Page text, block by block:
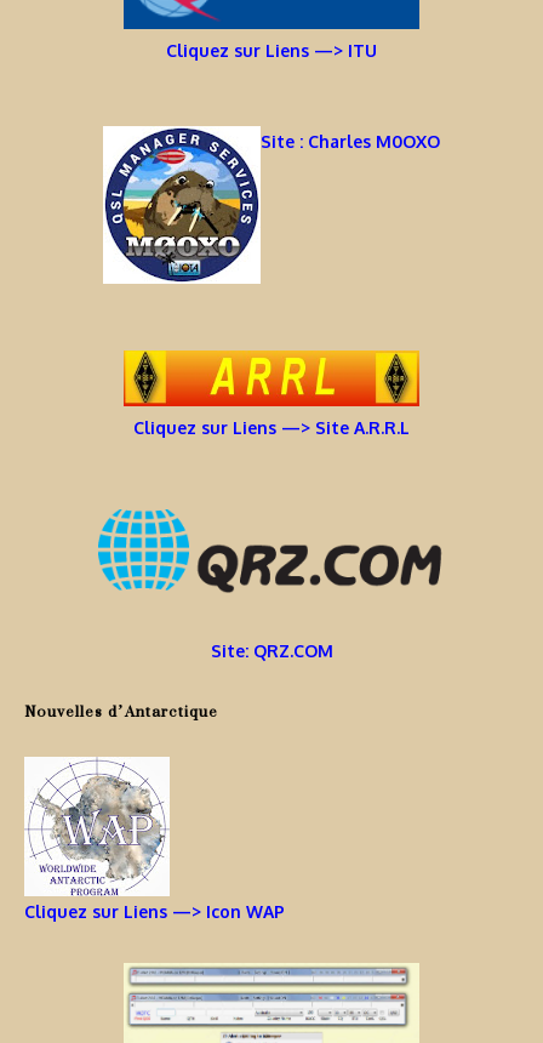
Cliquez sur Liens —> ITU
Site : Charles M0OXO
Cliquez sur Liens —> Site A.R.R.L
Site: QRZ.COM
Nouvelles d’Antarctique
Cliquez sur Liens —> Icon WAP